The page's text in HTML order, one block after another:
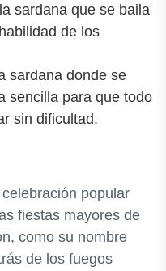
sardana que se baila
de los
sardana donde se
sencilla para que todo
sin dificultad.
popular
fiestas mayores de
como su nombre
de los fuegos